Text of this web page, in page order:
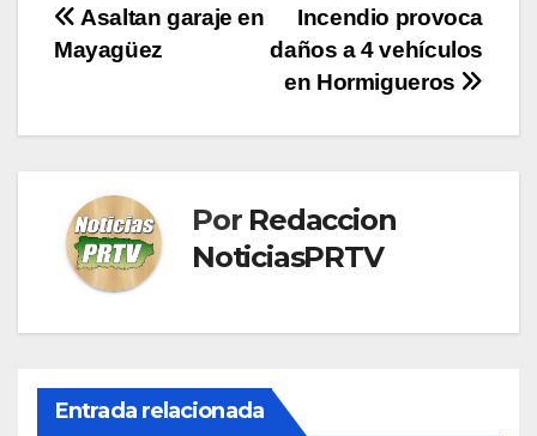
Navegación
de
entradas
Incendio provoca
daños a 4 vehículos
en Hormigueros
Asaltan garaje en
Mayagüez
Por Redaccion
NoticiasPRTV
Entrada relacionada